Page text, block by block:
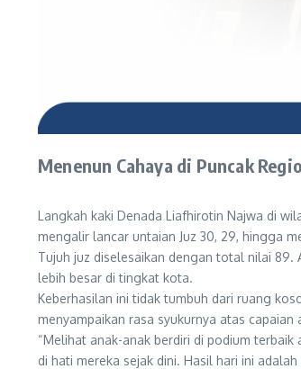
Menenun Cahaya di Puncak
Langkah kaki Denada Liafhirotin Najwa di
mengalir lancar untaian Juz 30, 29, hingga
Tujuh juz diselesaikan dengan total nilai 89.
lebih besar di tingkat kota.
Keberhasilan ini tidak tumbuh dari ruang
menyampaikan rasa syukurnya atas capaian
“Melihat anak-anak berdiri di podium
di hati mereka sejak dini. Hasil hari ini